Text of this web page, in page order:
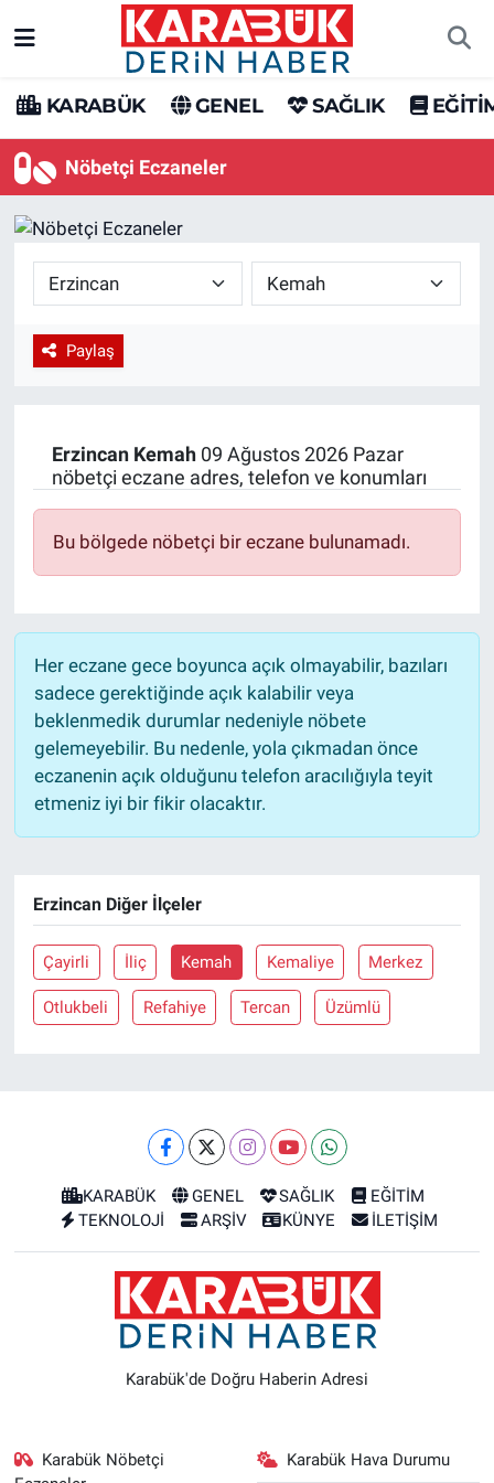
KARABÜK GENEL SAĞLIK
Nöbetçi Eczaneler
Paylaş
Erzincan Kemah09 Ağustos 2026 Pazar
nöbetçi eczane adres, telefon ve konumları
Bu bölgede nöbetçi bir eczane bulunamadı.
Her eczane gece boyunca açık olmayabilir, bazıları
sadece gerektiğinde açık kalabilir veya
beklenmedik durumlar nedeniyle nöbete
gelemeyebilir. Bu nedenle, yola çıkmadan önce
eczanenin açık olduğunu telefon aracılığıyla teyit
etmeniz iyi bir fikir olacaktır.
Erzincan Diğer İlçeler
Çayirli İliç Kemah Kemaliye Merkez
Otlukbeli Refahiye Tercan Üzümlü
KARABÜK GENEL SAĞLIK
EĞİTİM
TEKNOLOJİ
ARŞİV KÜNYE İLETİŞİM
Karabük'de Doğru Haberin Adresi
Karabük Nöbetçi
Karabük Hava Durumu
Karabük Hava Durumu
Karabük Trafik Yoğunluk Haritası
Tüm Manşetler
Son Dakika Haberleri